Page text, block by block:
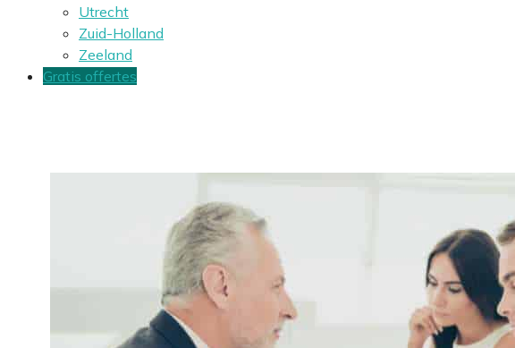
Utrecht
Zuid-Holland
Zeeland
Gratis offertes